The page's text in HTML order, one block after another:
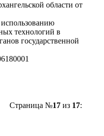
области от
технологий в
государственной
Страница №17из 17: